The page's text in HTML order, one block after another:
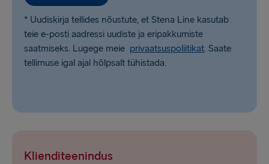
Hook of Holland → Harwich
Rosslare → Fishguard
* Uudiskirja tellides nõustute, et Stena Line kasutab
teie e-posti aadressi uudiste ja eripakkumiste
saatmiseks. Lugege meie privaatsuspoliitikat. Saate
tellimuse igal ajal hõlpsalt tühistada.
Klienditeenindus